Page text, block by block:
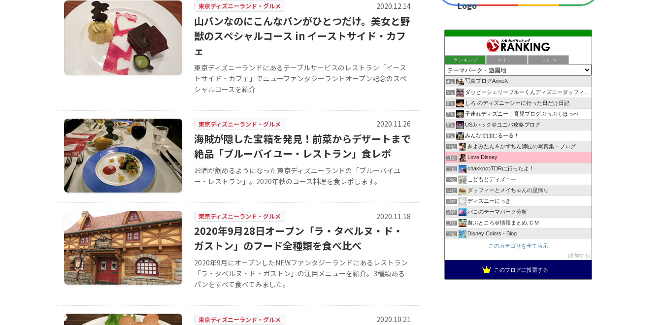
東京ディズニーランド・グルメ 2020.12.14
山パンなのにこんなパンがひとつだけ。美女と野
獣のスペシャルコース in イーストサイド・カフ
ェ
東京ディズニーランドにあるテーブルサービスのレストラン「イース
トサイド・カフェ」でニューファンタジーランドオープン記念のスペ
シャルコースを紹介
東京ディズニーランド・グルメ 2020.11.26
海賊が隠した宝箱を発見！前菜からデザートまで
絶品「ブルーバイユー・レストラン」食レポ
お酒が飲めるようになった東京ディズニーランドの「ブルーバイユ
ー・レストラン」。2020年秋のコース料理を食レポします。
東京ディズニーランド・グルメ 2020.11.18
2020年9月28日オープン「ラ・タベルヌ・ド・
ガストン」のフード全種類を食べ比べ
2020年9月にオープンしたNEWファンタジーランドにあるレストラン
「ラ・タベルヌ・ド・ガストン」の注目メニューを紹介。3種類ある
パンをすべて食べてみました。
東京ディズニーランド・グルメ 2020.10.21
ランキング ポイント ブロ画
4位 写真ブログAnneX
5位 ダッピーシェリーブルーくんディズニーダッフィーバラhappy
6位 しろ のディズニーシーに行った日だけ日記
7位 子連れディズニー！育児ブログぷっぷくほっぺ
8位 USJハック＠ユニバ攻略ブログ
9位 みんなではむるーる！
10位 きよみたん＆かずちん師匠の写真集・ブログ
11位 Love Disney
12位 chakkoのTDRに行ったよ！
13位 こどもとディズニー
14位 ダッフィーとメイちゃんの里帰り
15位 ディズニーにっき
16位 パコのテーマパーク分析
17位 遊ぶところ＠情報まとめ.ＣＭ
18位 Disney Colors - Blog
このカテゴリを全て表示
参加する
このブログに投票する